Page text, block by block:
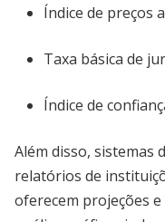
Índice de preços
Taxa básica de
Índice de
Além disso, sistemas
relatórios de
oferecem projeções